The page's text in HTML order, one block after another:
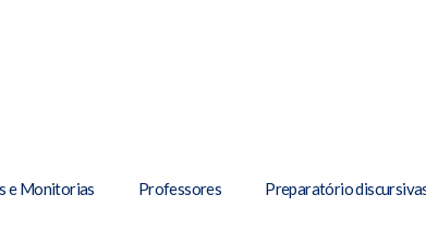
e Monitorias Professores Preparatório